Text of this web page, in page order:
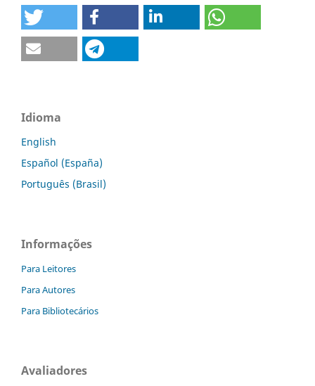
Idioma
English
Español (España)
Português (Brasil)
Informações
Para Leitores
Para Autores
Para Bibliotecários
Avaliadores